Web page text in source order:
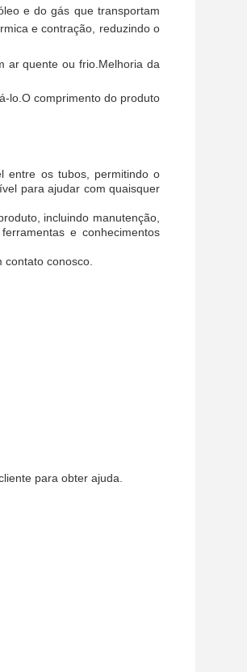
e do gás que transportam
e contração, reduzindo o
ar quente ou frio.Melhoria da
lo.O comprimento do produto
entre os tubos, permitindo o
para ajudar com quaisquer
incluindo manutenção,
e conhecimentos
conosco.
para obter ajuda.